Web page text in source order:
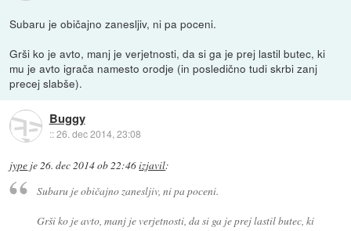
Subaru je običajno zanesljiv, ni pa poceni.
Grši ko je avto, manj je verjetnosti, da si ga je prej lastil butec, ki
mu je avto igrača namesto orodje (in posledično tudi skrbi zanj
precej slabše).
Buggy
::26. dec 2014, 23:08
jype je26. dec 2014 ob 22:46izjavil:
Subaru je običajno zanesljiv, ni pa poceni.
Grši ko je avto, manj je verjetnosti, da si ga je prej lastil butec, ki